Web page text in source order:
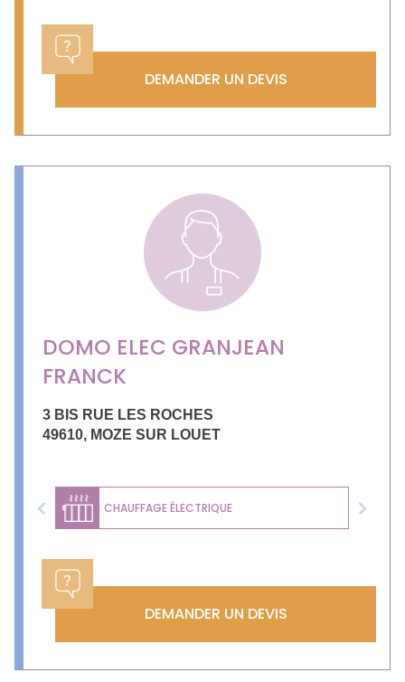
DEMANDER UN DEVIS
DOMO ELEC GRANJEAN
FRANCK
3 BIS RUE LES ROCHES
49610, MOZE SUR LOUET
CHAUFFAGE ÉLECTRIQUE
Previous Next
DEMANDER UN DEVIS